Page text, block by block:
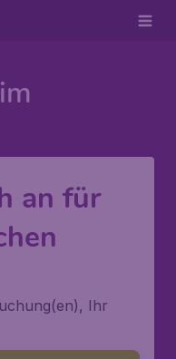
an für
Ihr